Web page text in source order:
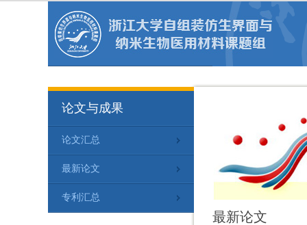
论文与成果
论文汇总
最新论文
专利汇总
最新论文